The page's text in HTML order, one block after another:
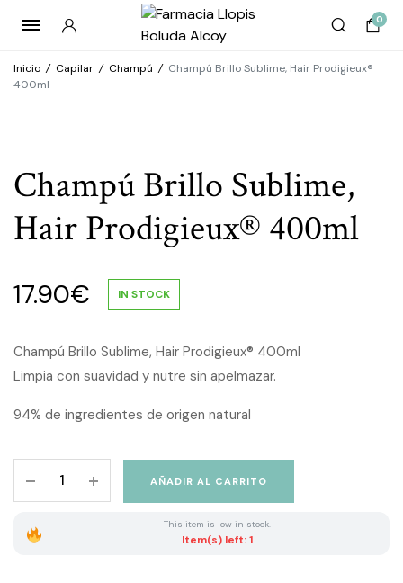
0
Inicio / Capilar / Champú / Champú Brillo Sublime, Hair Prodigieux®
400ml
Champú Brillo Sublime,
Hair Prodigieux® 400ml
17.90€ IN STOCK
Champú Brillo Sublime, Hair Prodigieux® 400ml
Limpia con suavidad y nutre sin apelmazar.
94% de ingredientes de origen natural
Brillo
AÑADIR AL CARRITO
This item is low in stock.
Item(s) left: 1